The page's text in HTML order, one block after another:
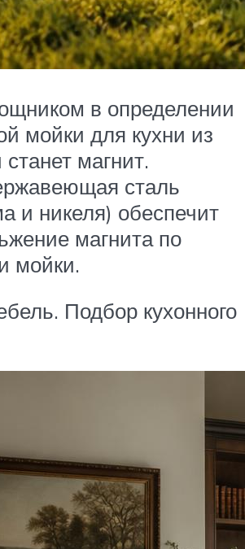
в определении
мойки для кухни из
магнит.
сталь
и никеля) обеспечит
магнита по
мойки.
Подбор кухонного